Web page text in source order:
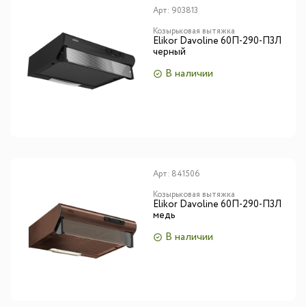
Арт: 903813
Козырьковая вытяжка
Elikor Davoline 60П-290-П3Л
черный
В наличии
Арт: 841506
Козырьковая вытяжка
Elikor Davoline 60П-290-П3Л
медь
В наличии